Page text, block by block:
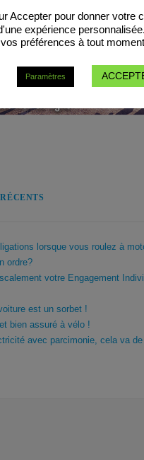
lorsque vous roulez à
ordre?
votre Engagement
est un sorbet !
bien assuré à vélo !
avec parcimonie, cela va
Accepter pour donner votre
expérience
préférences à tout
Paramètres